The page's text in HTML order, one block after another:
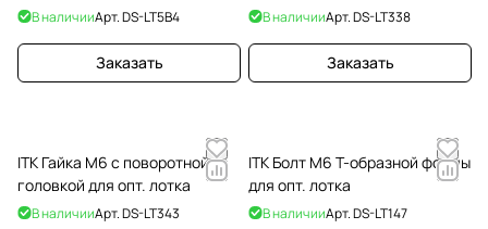
В наличииАрт.DS-LT5B4
Заказать
В наличииАрт.DS-LT338
Заказать
ITK Гайка М6 с поворотной
головкой для опт. лотка
В наличииАрт.DS-LT343
ITK Болт М6 Т-образной формы
для опт. лотка
В наличииАрт.DS-LT147